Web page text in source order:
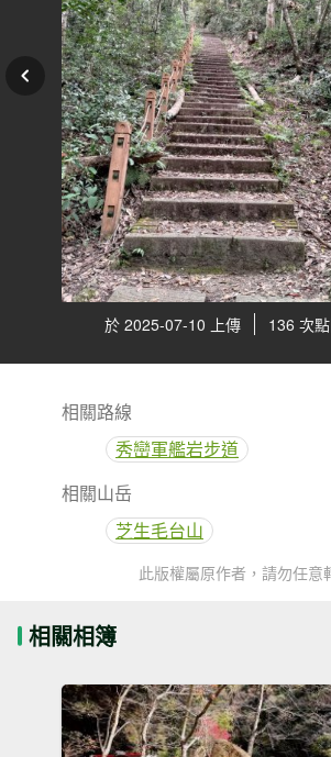
於 2025-07-10 上傳 136 次
相關路線
秀巒軍艦岩步道
相關山岳
芝生毛台山
此版權屬原作者，請勿任意
相關相簿